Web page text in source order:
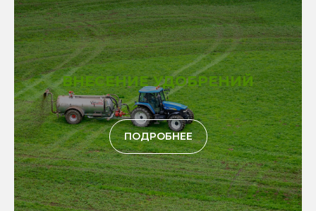
ВНЕСЕНИЕ УДОБРЕНИЙ
ПОДРОБНЕЕ